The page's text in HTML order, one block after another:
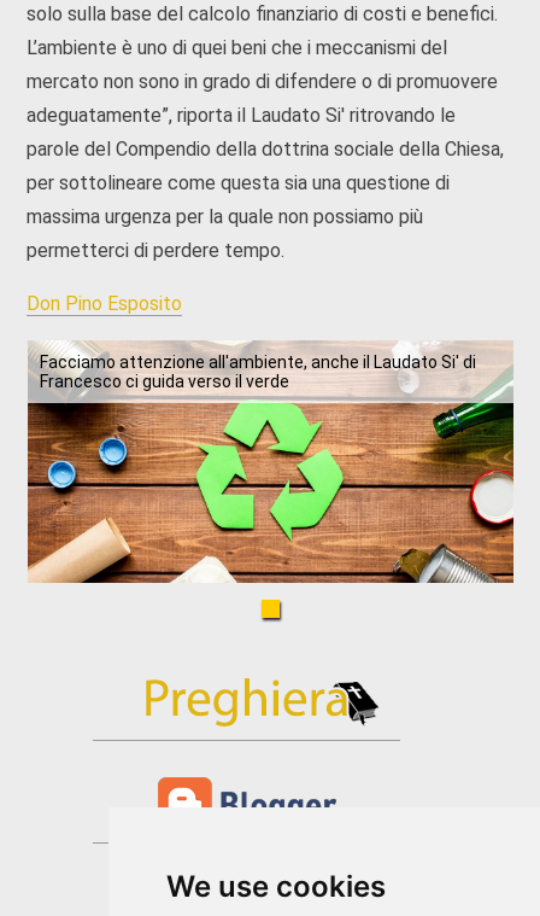
We use cookies
solo sulla base del calcolo finanziario di costi e benefici.
L’ambiente è uno di quei beni che i meccanismi del
mercato non sono in grado di difendere o di promuovere
adeguatamente”, riporta il Laudato Si' ritrovando le
parole del Compendio della dottrina sociale della Chiesa,
per sottolineare come questa sia una questione di
massima urgenza per la quale non possiamo più
permetterci di perdere tempo.
Don Pino Esposito
Facciamo attenzione all'ambiente, anche il Laudato Si' di
Francesco ci guida verso il verde